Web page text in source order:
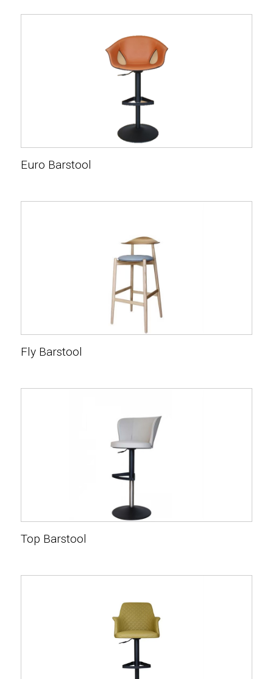
Euro Barstool
Fly Barstool
Top Barstool